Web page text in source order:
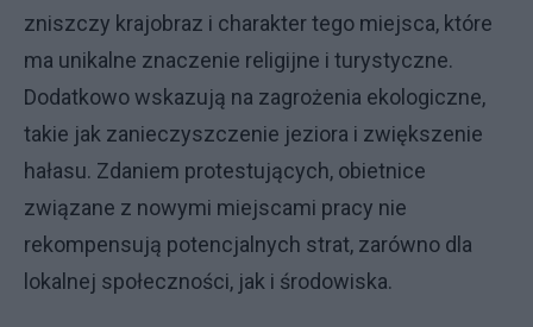
zniszczy krajobraz i charakter tego miejsca, które
ma unikalne znaczenie religijne i turystyczne.
Dodatkowo wskazują na zagrożenia ekologiczne,
takie jak zanieczyszczenie jeziora i zwiększenie
hałasu. Zdaniem protestujących, obietnice
związane z nowymi miejscami pracy nie
rekompensują potencjalnych strat, zarówno dla
lokalnej społeczności, jak i środowiska.